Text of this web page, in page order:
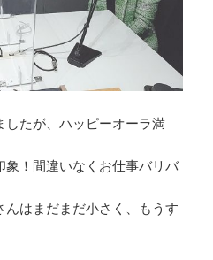
したが、ハッピーオーラ満
象！間違いなくお仕事バリバ
はまだまだ小さく、もうす